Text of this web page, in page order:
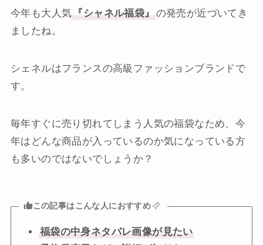
今年も大人気 『シャネル福袋』
の発売が近づいてき
ましたね。
シェネルはフランスの高級ファッションブランドで
す。
毎年すぐに売り切れてしまう人気の福袋なため、今
年はどんな商品が入っているのか気になっている方
も多いのではないでしょうか？
この記事はこんな人におすすめ
福袋の中身ネタバレ画像が見たい